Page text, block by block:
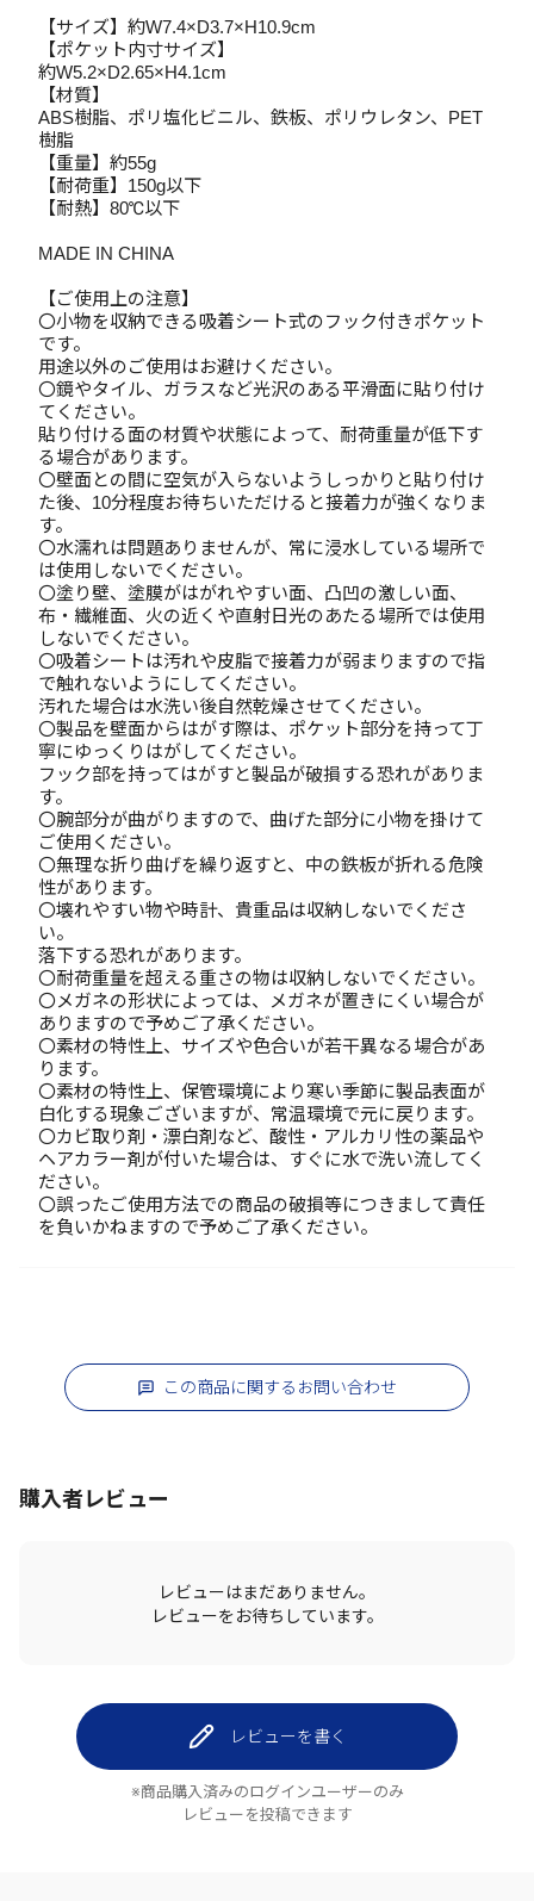
【サイズ】約W7.4×D3.7×H10.9cm
【ポケット内寸サイズ】
約W5.2×D2.65×H4.1cm
【材質】
ABS樹脂、ポリ塩化ビニル、鉄板、ポリウレタン、PET
樹脂
【重量】約55g
【耐荷重】150g以下
【耐熱】80℃以下
MADE IN CHINA
【ご使用上の注意】
〇小物を収納できる吸着シート式のフック付きポケット
です。
用途以外のご使用はお避けください。
〇鏡やタイル、ガラスなど光沢のある平滑面に貼り付け
てください。
貼り付ける面の材質や状態によって、耐荷重量が低下す
る場合があります。
〇壁面との間に空気が入らないようしっかりと貼り付け
た後、10分程度お待ちいただけると接着力が強くなりま
す。
〇水濡れは問題ありませんが、常に浸水している場所で
は使用しないでください。
〇塗り壁、塗膜がはがれやすい面、凸凹の激しい面、
布・繊維面、火の近くや直射日光のあたる場所では使用
しないでください。
〇吸着シートは汚れや皮脂で接着力が弱まりますので指
で触れないようにしてください。
汚れた場合は水洗い後自然乾燥させてください。
〇製品を壁面からはがす際は、ポケット部分を持って丁
寧にゆっくりはがしてください。
フック部を持ってはがすと製品が破損する恐れがありま
す。
〇腕部分が曲がりますので、曲げた部分に小物を掛けて
ご使用ください。
〇無理な折り曲げを繰り返すと、中の鉄板が折れる危険
性があります。
〇壊れやすい物や時計、貴重品は収納しないでくださ
い。
落下する恐れがあります。
〇耐荷重量を超える重さの物は収納しないでください。
〇メガネの形状によっては、メガネが置きにくい場合が
ありますので予めご了承ください。
〇素材の特性上、サイズや色合いが若干異なる場合があ
ります。
〇素材の特性上、保管環境により寒い季節に製品表面が
白化する現象ございますが、常温環境で元に戻ります。
〇カビ取り剤・漂白剤など、酸性・アルカリ性の薬品や
ヘアカラー剤が付いた場合は、すぐに水で洗い流してく
ださい。
〇誤ったご使用方法での商品の破損等につきまして責任
を負いかねますので予めご了承ください。
この商品に関するお問い合わせ
購入者レビュー
レビューはまだありません。
レビューをお待ちしています。
レビューを書く
※商品購入済みのログインユーザーのみ
レビューを投稿できます